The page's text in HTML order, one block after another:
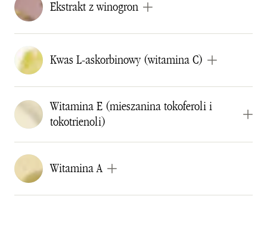
Ekstrakt z winogron
Kwas L-askorbinowy (witamina C)
Witamina E (mieszanina tokoferoli i
tokotrienoli)
Witamina A